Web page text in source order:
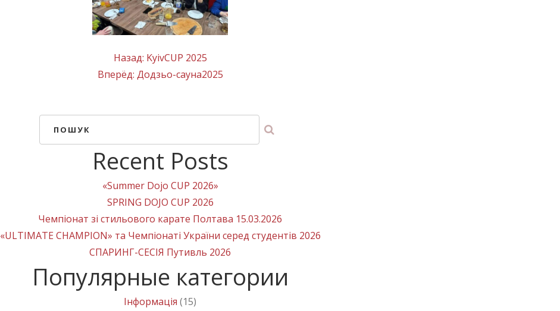
Назад: KyivCUP 2025
Вперёд: Додзьо-сауна2025
ПОШУК
Recent Posts
«Summer Dojo CUP 2026»
SPRING DOJO CUP 2026
Чемпіонат зі стильового карате Полтава 15.03.2026
«ULTIMATE CHAMPION» та Чемпіонаті України серед студентів 2026
СПАРИНГ-СЕСІЯ Путивль 2026
Популярные категории
Інформація (15)